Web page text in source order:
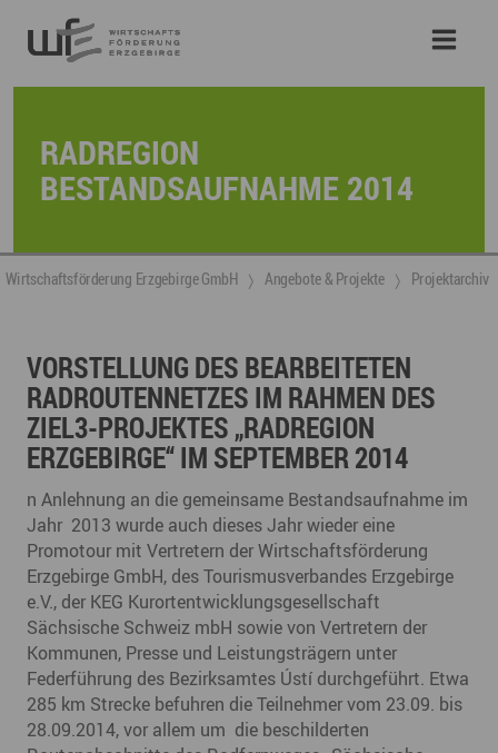
RADREGION
BESTANDSAUFNAHME 2014
Wirtschaftsförderung Erzgebirge GmbH Angebote & Projekte Projektarchiv
VORSTELLUNG DES BEARBEITETEN
RADROUTENNETZES IM RAHMEN DES
ZIEL3-PROJEKTES „RADREGION
ERZGEBIRGE“ IM SEPTEMBER 2014
n Anlehnung an die gemeinsame Bestandsaufnahme im
Jahr 2013 wurde auch dieses Jahr wieder eine
Promotour mit Vertretern der Wirtschaftsförderung
Erzgebirge GmbH, des Tourismusverbandes Erzgebirge
e.V., der KEG Kurortentwicklungsgesellschaft
Sächsische Schweiz mbH sowie von Vertretern der
Kommunen, Presse und Leistungsträgern unter
Federführung des Bezirksamtes Ústí durchgeführt. Etwa
285 km Strecke befuhren die Teilnehmer vom 23.09. bis
28.09.2014, vor allem um die beschilderten